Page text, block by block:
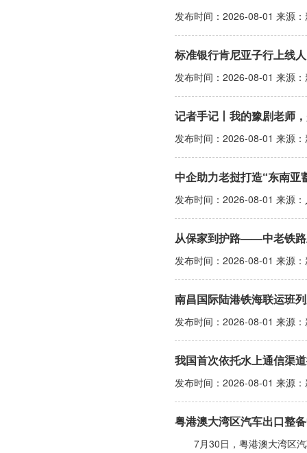
发布时间：2026-08-01 来源
标准银行肯尼亚子行上线
发布时间：2026-08-01 来源
记者手记丨我的豫剧老师
发布时间：2026-08-01 来源
中企助力老挝打造“东南亚
发布时间：2026-08-01 来源
从保家到护路——中老铁
发布时间：2026-08-01 来源
南昌国际陆港铁海联运班
发布时间：2026-08-01 来源
我国首次依托水上通信渠
发布时间：2026-08-01 来源
粤港澳大湾区汽车出口整
7月30日，粤港澳大湾区汽